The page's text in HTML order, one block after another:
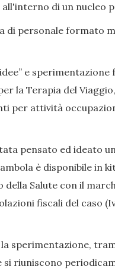
all'interno di un nucleo
personale formato
e
la Terapia del
per attività
pensato ed ideato
è disponibile in
Salute con il
fiscali del caso
sperimentazione,
riuniscono